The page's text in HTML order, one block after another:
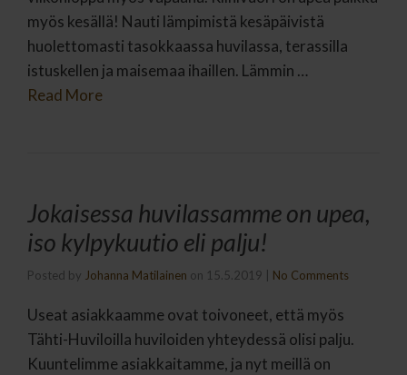
myös kesällä! Nauti lämpimistä kesäpäivistä
huolettomasti tasokkaassa huvilassa, terassilla
istuskellen ja maisemaa ihaillen. Lämmin …
Read More
Jokaisessa huvilassamme on upea,
iso kylpykuutio eli palju!
Posted by Johanna Matilainen on 15.5.2019 No Comments
Useat asiakkaamme ovat toivoneet, että myös
Tähti-Huviloilla huviloiden yhteydessä olisi palju.
Kuuntelimme asiakkaitamme, ja nyt meillä on